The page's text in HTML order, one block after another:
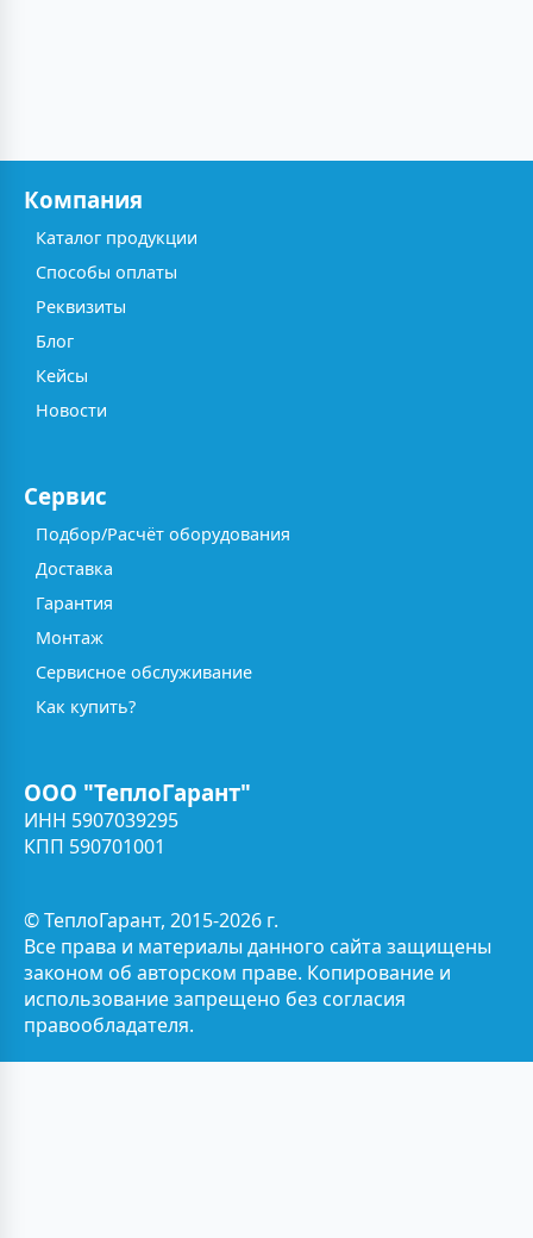
Компания
Каталог продукции
Способы оплаты
Реквизиты
Блог
Кейсы
Новости
Сервис
Подбор/Расчёт оборудования
Доставка
Гарантия
Монтаж
Сервисное обслуживание
Как купить?
ООО "ТеплоГарант"
ИНН 5907039295
КПП 590701001
© ТеплоГарант, 2015-2026 г.
Все права и материалы данного сайта защищены
законом об авторском праве. Копирование и
использование запрещено без согласия
правообладателя.